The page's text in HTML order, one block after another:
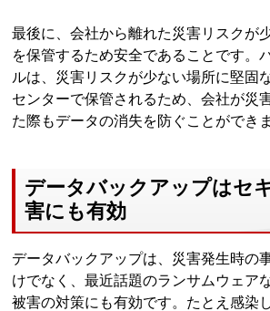
最後に、会社から離れた災害リスクが
を保管するため安全であることです。
ルは、災害リスクが少ない場所に堅固
センターで保管されるため、会社が災
た際もデータの消失を防ぐことができ
データバックアップはセ
害にも有効
データバックアップは、災害発生時の
けでなく、最近話題のランサムウェア
被害の対策にも有効です。たとえ感染